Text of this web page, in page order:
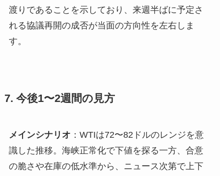
渡りであることを示しており、来週半ばに予定さ
れる協議再開の成否が当面の方向性を左右しま
す。
7. 今後1〜2週間の見方
メインシナリオ ：WTIは72〜82ドルのレンジを意
識した推移。海峡正常化で下値を探る一方、合意
の脆さや在庫の低水準から、ニュース次第で上下